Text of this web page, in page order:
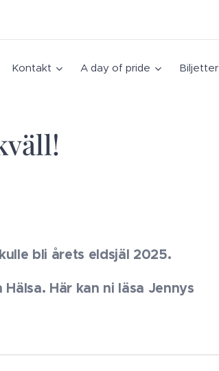
Kontakt A day of pride Biljetter
bli årets eldsjäl 2025.
Här kan ni läsa Jennys